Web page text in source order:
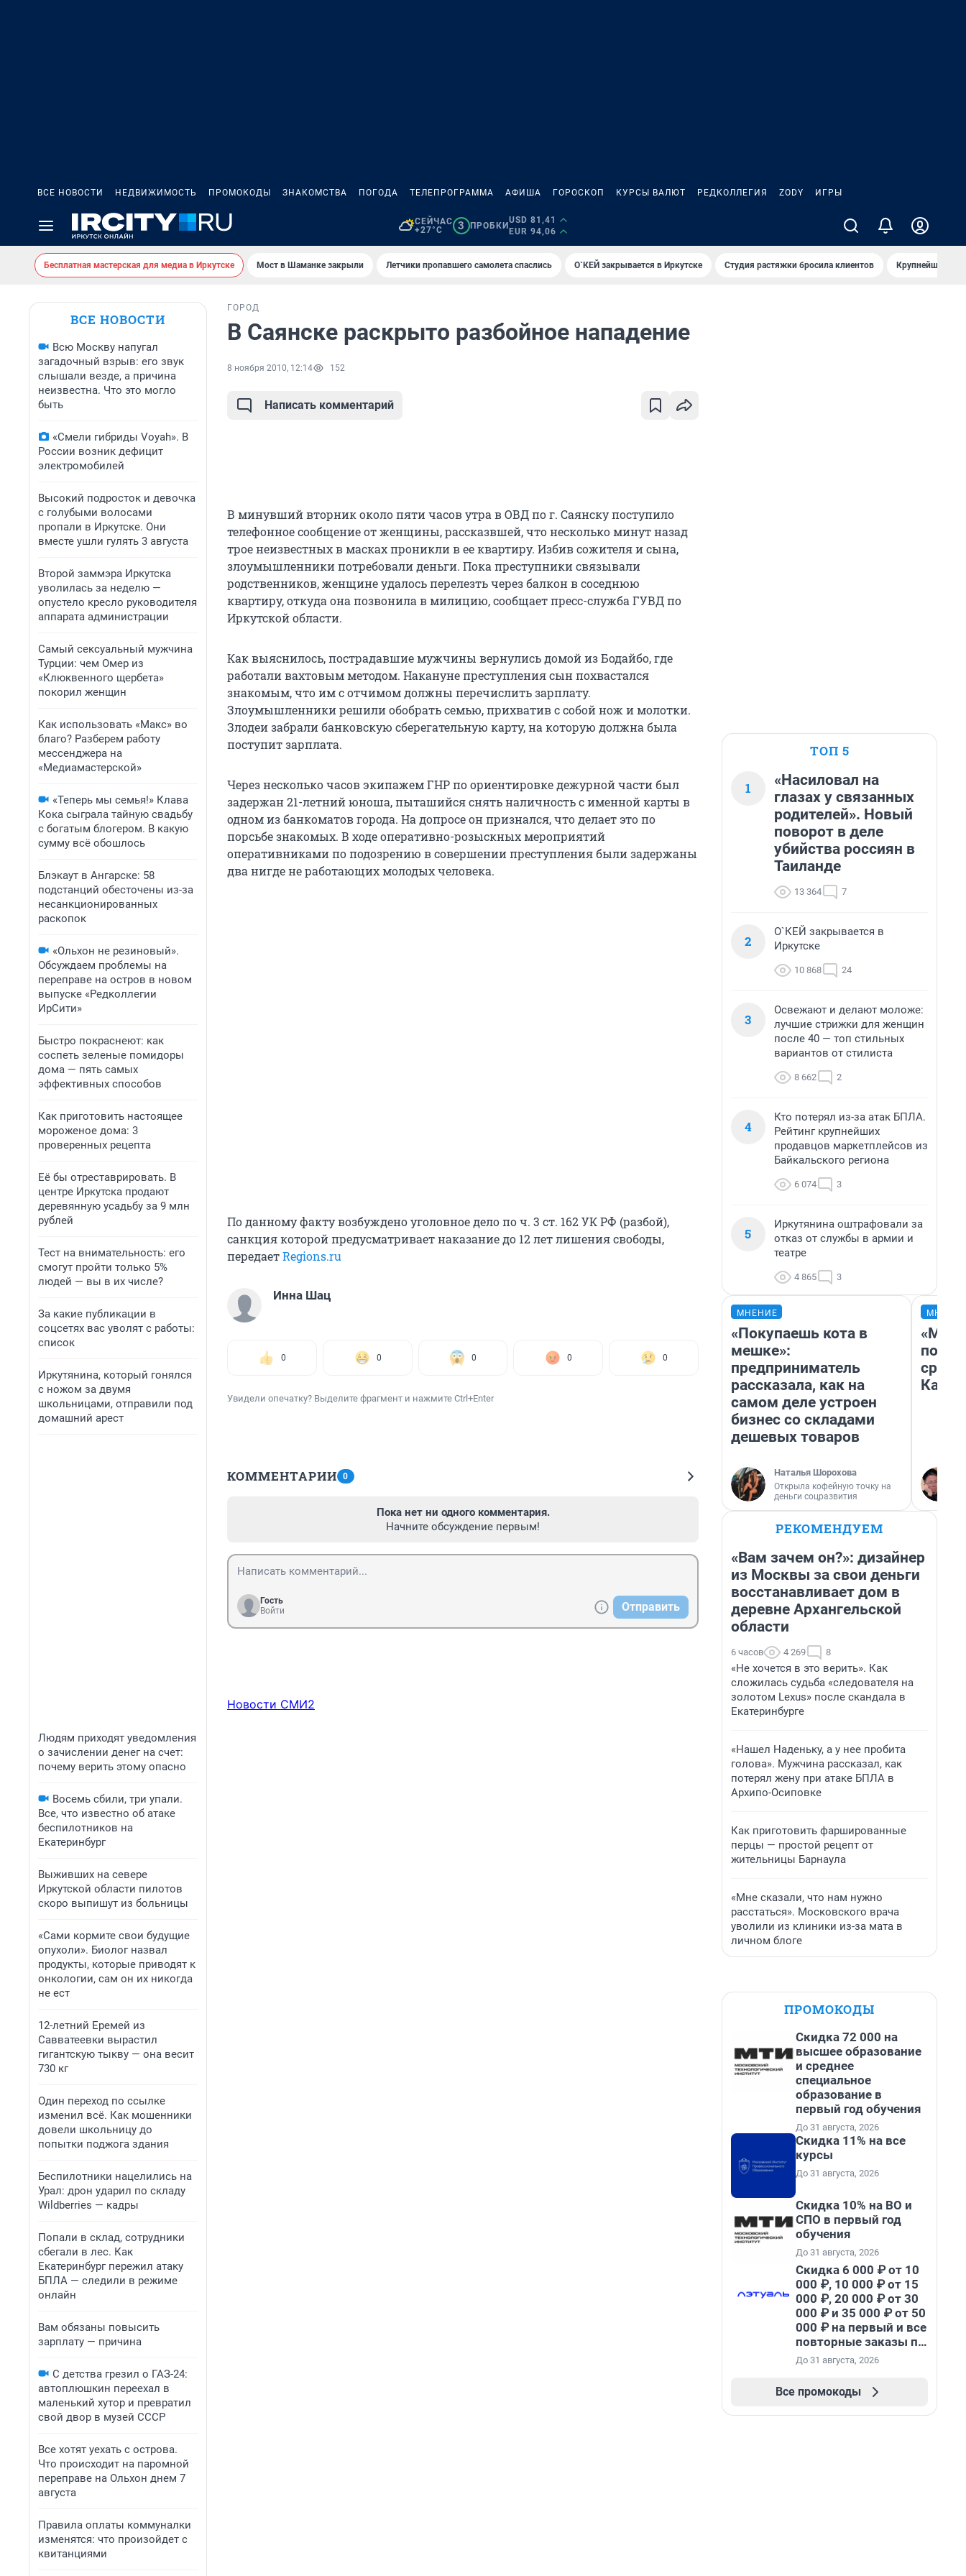
ВСЕ НОВОСТИ НЕДВИЖИМОСТЬ ПРОМОКОДЫ ЗНАКОМСТВА ПОГОДА ТЕЛЕПРОГРАММА АФИША ГОРОСКОП КУРСЫ ВАЛЮТ РЕДКОЛЛЕГИЯ ZODY ИГРЫ
СЕЙЧАС
+27°C
3 ПРОБКИ
USD 81,41
EUR 94,06
Бесплатная мастерская для медиа в Иркутске Мост в Шаманке закрыли Летчики пропавшего самолета спаслись О`КЕЙ закрывается в Иркутске Студия растяжки бросила клиентов Крупнейшие
ВСЕ НОВОСТИ
Всю Москву напугал
загадочный взрыв: его звук
слышали везде, а причина
неизвестна. Что это могло
быть
«Смели гибриды Voyah». В
России возник дефицит
электромобилей
Высокий подросток и девочка
с голубыми волосами
пропали в Иркутске. Они
вместе ушли гулять 3 августа
Второй заммэра Иркутска
уволилась за неделю —
опустело кресло руководителя
аппарата администрации
Самый сексуальный мужчина
Турции: чем Омер из
«Клюквенного щербета»
покорил женщин
Как использовать «Макс» во
благо? Разберем работу
мессенджера на
«Медиамастерской»
«Теперь мы семья!» Клава
Кока сыграла тайную свадьбу
с богатым блогером. В какую
сумму всё обошлось
Блэкаут в Ангарске: 58
подстанций обесточены из-за
несанкционированных
раскопок
«Ольхон не резиновый».
Обсуждаем проблемы на
переправе на остров в новом
выпуске «Редколлегии
ИрСити»
Быстро покраснеют: как
соспеть зеленые помидоры
дома — пять самых
эффективных способов
Как приготовить настоящее
мороженое дома: 3
проверенных рецепта
Её бы отреставрировать. В
центре Иркутска продают
деревянную усадьбу за 9 млн
рублей
Тест на внимательность: его
смогут пройти только 5%
людей — вы в их числе?
За какие публикации в
соцсетях вас уволят с работы:
список
Иркутянина, который гонялся
с ножом за двумя
школьницами, отправили под
домашний арест
Людям приходят уведомления
о зачислении денег на счет:
почему верить этому опасно
Восемь сбили, три упали.
Все, что известно об атаке
беспилотников на
Екатеринбург
Выживших на севере
Иркутской области пилотов
скоро выпишут из больницы
«Сами кормите свои будущие
опухоли». Биолог назвал
продукты, которые приводят к
онкологии, сам он их никогда
не ест
12-летний Еремей из
Савватеевки вырастил
гигантскую тыкву — она весит
730 кг
Один переход по ссылке
изменил всё. Как мошенники
довели школьницу до
попытки поджога здания
Беспилотники нацелились на
Урал: дрон ударил по складу
Wildberries — кадры
Попали в склад, сотрудники
сбегали в лес. Как
Екатеринбург пережил атаку
БПЛА — следили в режиме
онлайн
Вам обязаны повысить
зарплату — причина
С детства грезил о ГАЗ-24:
автоплюшкин переехал в
маленький хутор и превратил
свой двор в музей СССР
Все хотят уехать с острова.
Что происходит на паромной
переправе на Ольхон днем 7
августа
Правила оплаты коммуналки
изменятся: что произойдет с
квитанциями
ГОРОД
В Саянске раскрыто разбойное нападение
8 ноября 2010, 12:14 152
Написать комментарий
В минувший вторник около пяти часов утра в ОВД по г. Саянску поступило
телефонное сообщение от женщины, рассказвшей, что несколько минут назад
трое неизвестных в масках проникли в ее квартиру. Избив сожителя и сына,
злоумышленники потребовали деньги. Пока преступники связывали
родственников, женщине удалось перелезть через балкон в соседнюю
квартиру, откуда она позвонила в милицию, сообщает пресс-служба ГУВД по
Иркутской области.
Как выяснилось, пострадавшие мужчины вернулись домой из Бодайбо, где
работали вахтовым методом. Накануне преступления сын похвастался
знакомым, что им с отчимом должны перечислить зарплату.
Злоумышленники решили обобрать семью, прихватив с собой нож и молотки.
Злодеи забрали банковскую сберегательную карту, на которую должна была
поступит зарплата.
Через несколько часов экипажем ГНР по ориентировке дежурной части был
задержан 21-летний юноша, пыташийся снять наличность с именной карты в
одном из банкоматов города. На допросе он признался, что делает это по
порсьбе знакомых. В ходе оперативно-розыскных мероприятий
оперативниками по подозрению в совершении преступления были задержаны
два нигде не работающих молодых человека.
По данному факту возбуждено уголовное дело по ч. 3 ст. 162 УК РФ (разбой),
санкция которой предусматривает наказание до 12 лет лишения свободы,
передаетRegions.ru
Инна Шац
0 0 0 0 0
Увидели опечатку? Выделите фрагмент и нажмите Ctrl+Enter
КОММЕНТАРИИ 0
Пока нет ни одного комментария.
Начните обсуждение первым!
Гость
Войти
Отправить
Новости СМИ2
ТОП 5
1
«Насиловал на
глазах у связанных
родителей». Новый
поворот в деле
убийства россиян в
Таиланде
13 364 7
2
О`КЕЙ закрывается в
Иркутске
10 868 24
3
Освежают и делают моложе:
лучшие стрижки для женщин
после 40 — топ стильных
вариантов от стилиста
8 662 2
4
Кто потерял из-за атак БПЛА.
Рейтинг крупнейших
продавцов маркетплейсов из
Байкальского региона
6 074 3
5
Иркутянина оштрафовали за
отказ от службы в армии и
театре
4 865 3
МНЕНИЕ
«Покупаешь кота в
мешке»:
предприниматель
рассказала, как на
самом деле устроен
бизнес со складами
дешевых товаров
Наталья Шорохова
Открыла кофейную точку на
деньги соцразвития
РЕКОМЕНДУЕМ
«Вам зачем он?»: дизайнер
из Москвы за свои деньги
восстанавливает дом в
деревне Архангельской
области
6 часов 4 269 8
«Не хочется в это верить». Как
сложилась судьба «следователя на
золотом Lexus» после скандала в
Екатеринбурге
«Нашел Наденьку, а у нее пробита
голова». Мужчина рассказал, как
потерял жену при атаке БПЛА в
Архипо-Осиповке
Как приготовить фаршированные
перцы — простой рецепт от
жительницы Барнаула
«Мне сказали, что нам нужно
расстаться». Московского врача
уволили из клиники из-за мата в
личном блоге
ПРОМОКОДЫ
Скидка 72 000 на
высшее образование
и среднее
специальное
образование в
первый год обучения
До 31 августа, 2026
Скидка 11% на все
курсы
До 31 августа, 2026
Скидка 10% на ВО и
СПО в первый год
обучения
До 31 августа, 2026
Скидка 6 000 ₽ от 10
000 ₽, 10 000 ₽ от 15
000 ₽, 20 000 ₽ от 30
000 ₽ и 35 000 ₽ от 50
000 ₽ на первый и все
повторные заказы по
промокоду НАБЕРИ
До 31 августа, 2026
Все промокоды